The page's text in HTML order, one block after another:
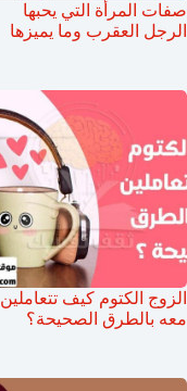
صفات المرأة التي يحبها
الرجل العقرب وما يميزها
الزوج الكتوم كيف تتعاملين
معه بالطرق الصحيحة؟